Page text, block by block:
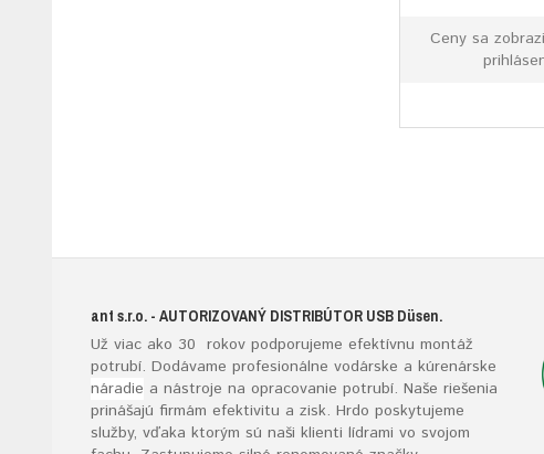
Ceny sa
ant s.r.o. - AUTORIZOVANÝ DISTRIBÚTOR USB Düsen.
Už viac ako 30 rokov podporujeme efektívnu montáž
potrubí. Dodávame profesionálne vodárske a kúrenárske
náradie a nástroje na opracovanie potrubí. Naše riešenia
prinášajú firmám efektivitu a zisk. Hrdo poskytujeme
služby, vďaka ktorým sú naši klienti lídrami vo svojom